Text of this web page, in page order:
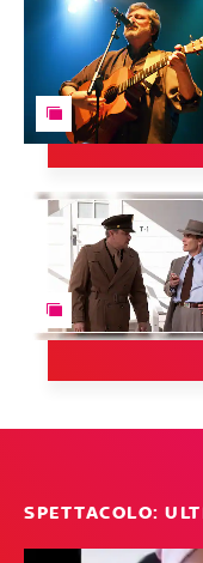
SPETTACOLO: